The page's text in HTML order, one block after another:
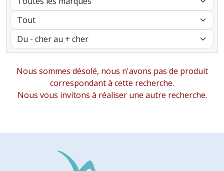
Nous sommes désolé, nous n'avons pas de produit
correspondant à cette recherche.
Nous vous invitons à réaliser une autre recherche.